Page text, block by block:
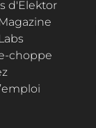
d'Elektor
choppe